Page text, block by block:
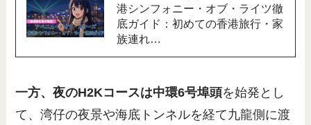
港シンフォニー・オブ・ライツ徹
底ガイド：初めての香港旅行・家
族連れ…
一方、夜のH2Kコースは中環6号埠頭を始発とし
て、湾仔の夜景や海底トンネルを経て九龍側に渡